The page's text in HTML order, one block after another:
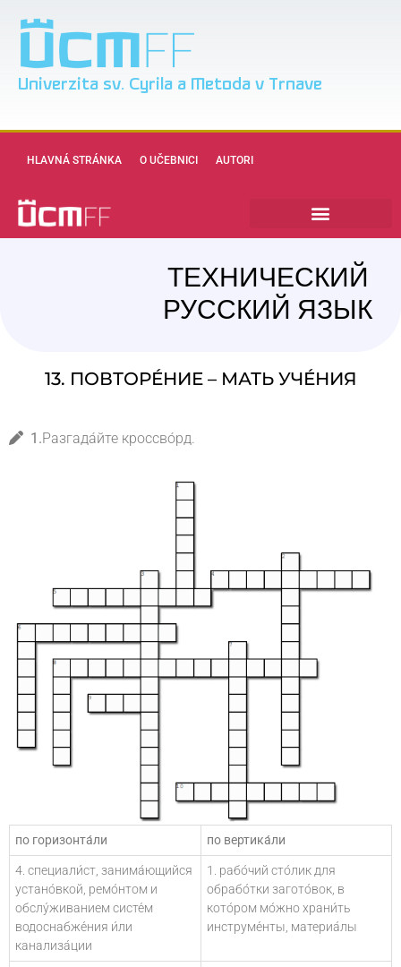
Univerzita sv. Cyrila a Metoda v Trnave
HLAVNÁ STRÁNKA O UČEBNICI AUTORI
ТЕХНИЧЕСКИЙ
РУССКИЙ ЯЗЫК
13. ПОВТОРЕ́НИЕ – МАТЬ УЧЕ́НИЯ
1.Разгада́йте кроссво́рд.
по горизонта́ли
по вертика́ли
4. специали́ст, занима́ющийся
уста­но́вкой, ремо́нтом и
обслу́живанием систе́м
водоснабже́ния и́ли
канализа́ции
1. рабо́чий сто́лик для
обрабо́тки загото́вок, в
кото́ром мо́жно храни́ть
инструме́нты, материа́лы